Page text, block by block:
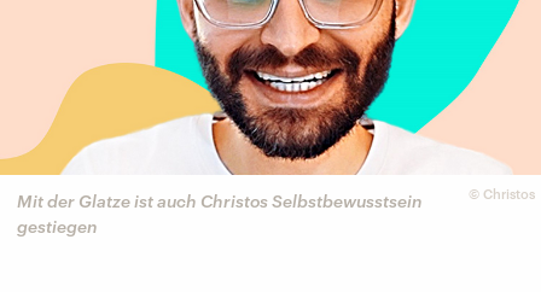
© Christos
Mit der Glatze ist auch Christos Selbstbewusstsein
gestiegen